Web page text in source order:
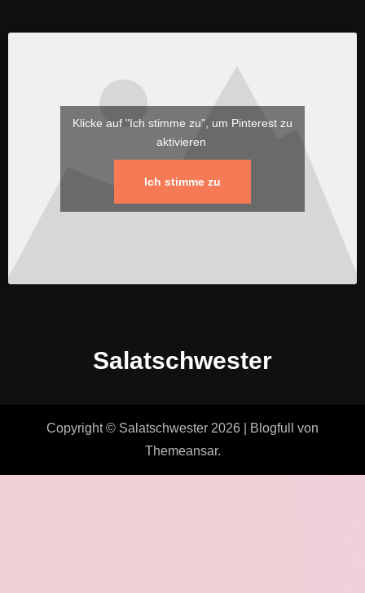
Klicke auf "Ich stimme zu", um Pinterest zu
aktivieren
Ich stimme zu
Salatschwester
Copyright © Salatschwester 2026 Blogfull
von
Themeansar.